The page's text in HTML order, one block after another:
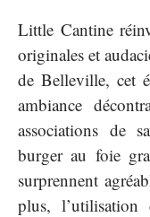
Little Cantine
originales et
de Belleville, cet
ambiance
associations de
burger au foie
surprennent
plus, l’utilisation